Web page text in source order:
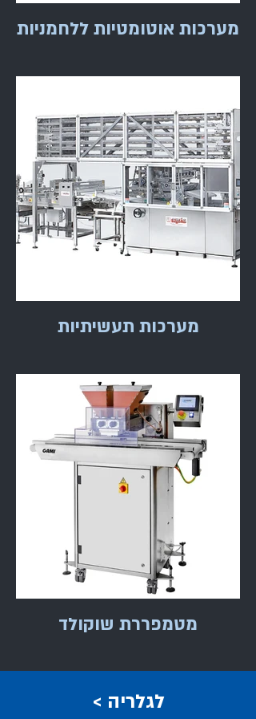
מערכות אוטומטיות ללחמניות
מערכות תעשיתיות
מטמפררת שוקולד
< לגלריה